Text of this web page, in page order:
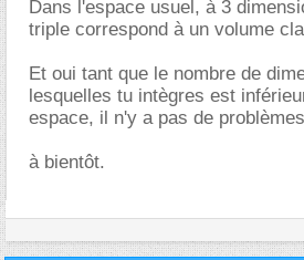
Dans l'espace usuel, à 3
triple correspond à un volume
Et oui tant que le nombre de
lesquelles tu intègres est
espace, il n'y a pas de
à bientôt.